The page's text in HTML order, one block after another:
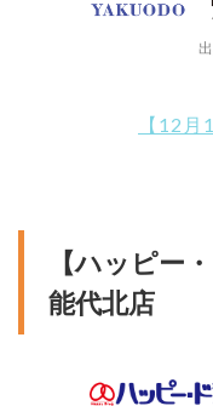
【12
【ハッピー
能代北店